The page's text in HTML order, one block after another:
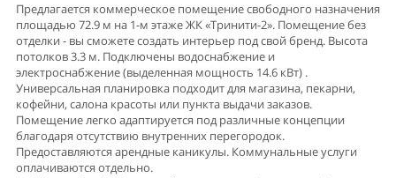
Предлагается коммерческое помещение свободного назначения
площадью 72.9 м на 1-м этаже ЖК «Тринити-2». Помещение без
отделки - вы сможете создать интерьер под свой бренд. Высота
потолков 3.3 м. Подключены водоснабжение и
электроснабжение (выделенная мощность 14.6 кВт) .
Универсальная планировка подходит для магазина, пекарни,
кофейни, салона красоты или пункта выдачи заказов.
Помещение легко адаптируется под различные концепции
благодаря отсутствию внутренних перегородок.
Предоставляются арендные каникулы. Коммунальные услуги
оплачиваются отдельно.